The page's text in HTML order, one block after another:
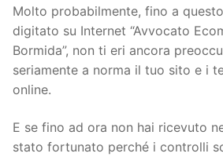
Molto probabilmente, fino a
digitato su Internet “Avvocato
Bormida”, non ti eri ancora
seriamente a norma il tuo sito e i
online.
E se fino ad ora non hai ricevuto
stato fortunato perché i controlli